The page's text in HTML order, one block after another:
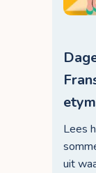
Lees
uit